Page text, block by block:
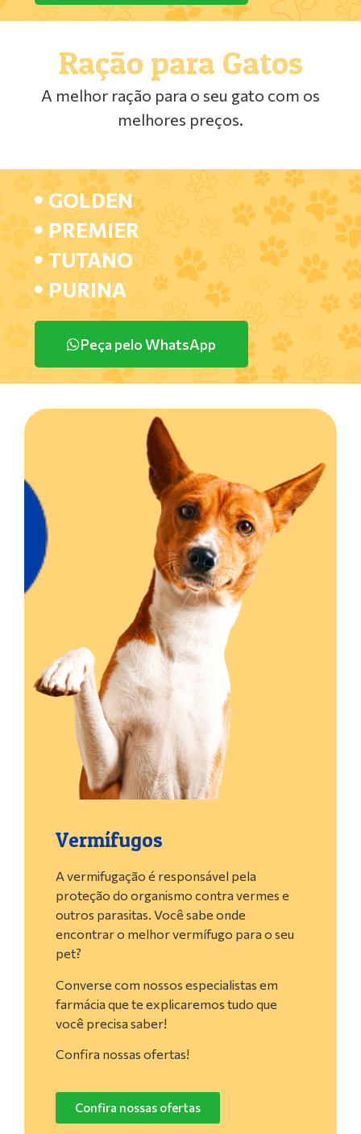
Ração para Gatos
A melhor ração para o seu gato com os
melhores preços.
GOLDEN
PREMIER
TUTANO
PURINA
Peça pelo WhatsApp
Vermífugos
A vermifugação é responsável pela
proteção do organismo contra vermes e
outros parasitas. Você sabe onde
encontrar o melhor vermífugo para o seu
pet?
Converse com nossos especialistas em
farmácia que te explicaremos tudo que
você precisa saber!
Confira nossas ofertas!
Confira nossas ofertas